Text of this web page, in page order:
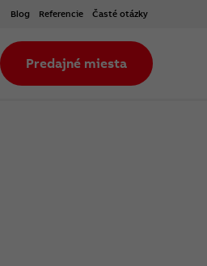
Blog Referencie Časté otázky
Košík
Predajné miesta